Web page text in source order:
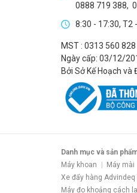
0888 719 388,
8:30 - 17:30, T2
MST : 0313 560 828
Ngày cấp: 03/12/
Bởi Sở Kế Hoạch và
Danh mục và sản
Máy khoan
Máy mài
Xe đẩy hàng Advindeq
Máy đo khoảng cách